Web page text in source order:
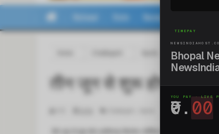
National State Business
तीन जून से शुरू
तीन जून से शुरू होगा